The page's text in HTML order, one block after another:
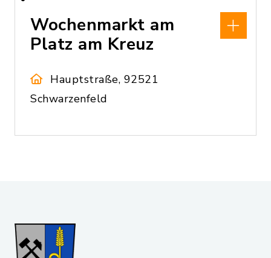
Wochenmarkt am
Platz am Kreuz
Hauptstraße, 92521
Schwarzenfeld